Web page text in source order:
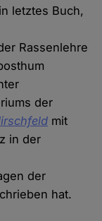
letztes Buch,
Rassenlehre
der
mit
in der
der
hat.